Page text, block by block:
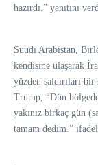
hazırdı.” yanıtını
Suudi Arabistan,
kendisine ulaşarak
yüzden saldırıları
Trump, “Dün
yakınız birkaç gün
tamam dedim.”